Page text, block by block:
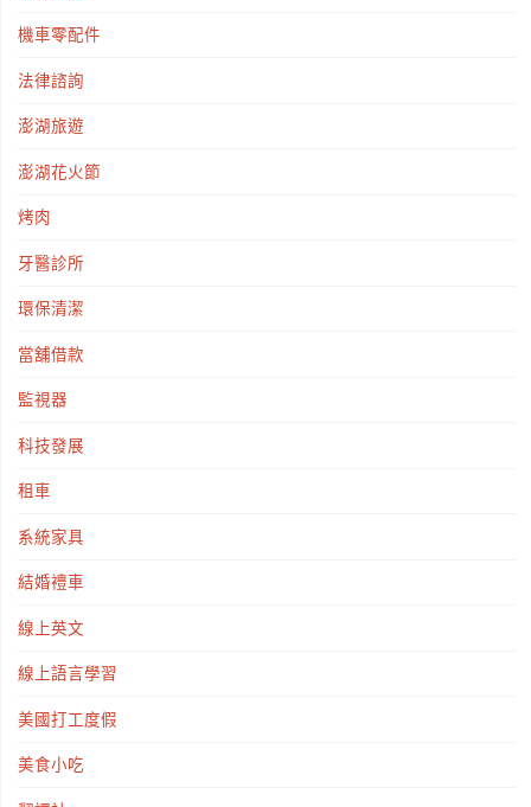
機車零配件
法律諮詢
澎湖旅遊
澎湖花火節
烤肉
牙醫診所
環保清潔
當舖借款
監視器
科技發展
租車
系統家具
結婚禮車
線上英文
線上語言學習
美國打工度假
美食小吃